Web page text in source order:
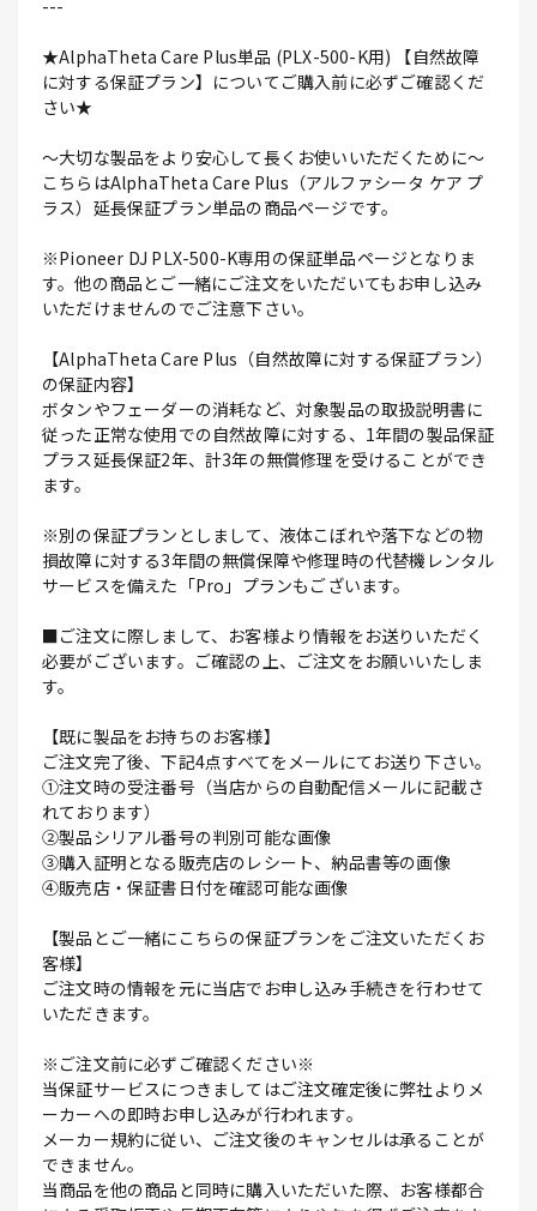
---
★AlphaTheta Care Plus単品 (PLX-500-K用) 【自然故障
に対する保証プラン】についてご購入前に必ずご確認くだ
さい★
～大切な製品をより安心して長くお使いいただくために～
こちらはAlphaTheta Care Plus（アルファシータ ケア プ
ラス）延長保証プラン単品の商品ページです。
※Pioneer DJ PLX-500-K専用の保証単品ページとなりま
す。他の商品とご一緒にご注文をいただいてもお申し込み
いただけませんのでご注意下さい。
【AlphaTheta Care Plus（自然故障に対する保証プラン）
の保証内容】
ボタンやフェーダーの消耗など、対象製品の取扱説明書に
従った正常な使用での自然故障に対する、1年間の製品保証
プラス延長保証2年、計3年の無償修理を受けることができ
ます。
※別の保証プランとしまして、液体こぼれや落下などの物
損故障に対する3年間の無償保障や修理時の代替機レンタル
サービスを備えた「Pro」プランもございます。
■ご注文に際しまして、お客様より情報をお送りいただく
必要がございます。ご確認の上、ご注文をお願いいたしま
す。
【既に製品をお持ちのお客様】
ご注文完了後、下記4点すべてをメールにてお送り下さい。
①注文時の受注番号（当店からの自動配信メールに記載さ
れております）
②製品シリアル番号の判別可能な画像
③購入証明となる販売店のレシート、納品書等の画像
④販売店・保証書日付を確認可能な画像
【製品とご一緒にこちらの保証プランをご注文いただくお
客様】
ご注文時の情報を元に当店でお申し込み手続きを行わせて
いただきます。
※ご注文前に必ずご確認ください※
当保証サービスにつきましてはご注文確定後に弊社よりメ
ーカーへの即時お申し込みが行われます。
メーカー規約に従い、ご注文後のキャンセルは承ることが
できません。
当商品を他の商品と同時に購入いただいた際、お客様都合